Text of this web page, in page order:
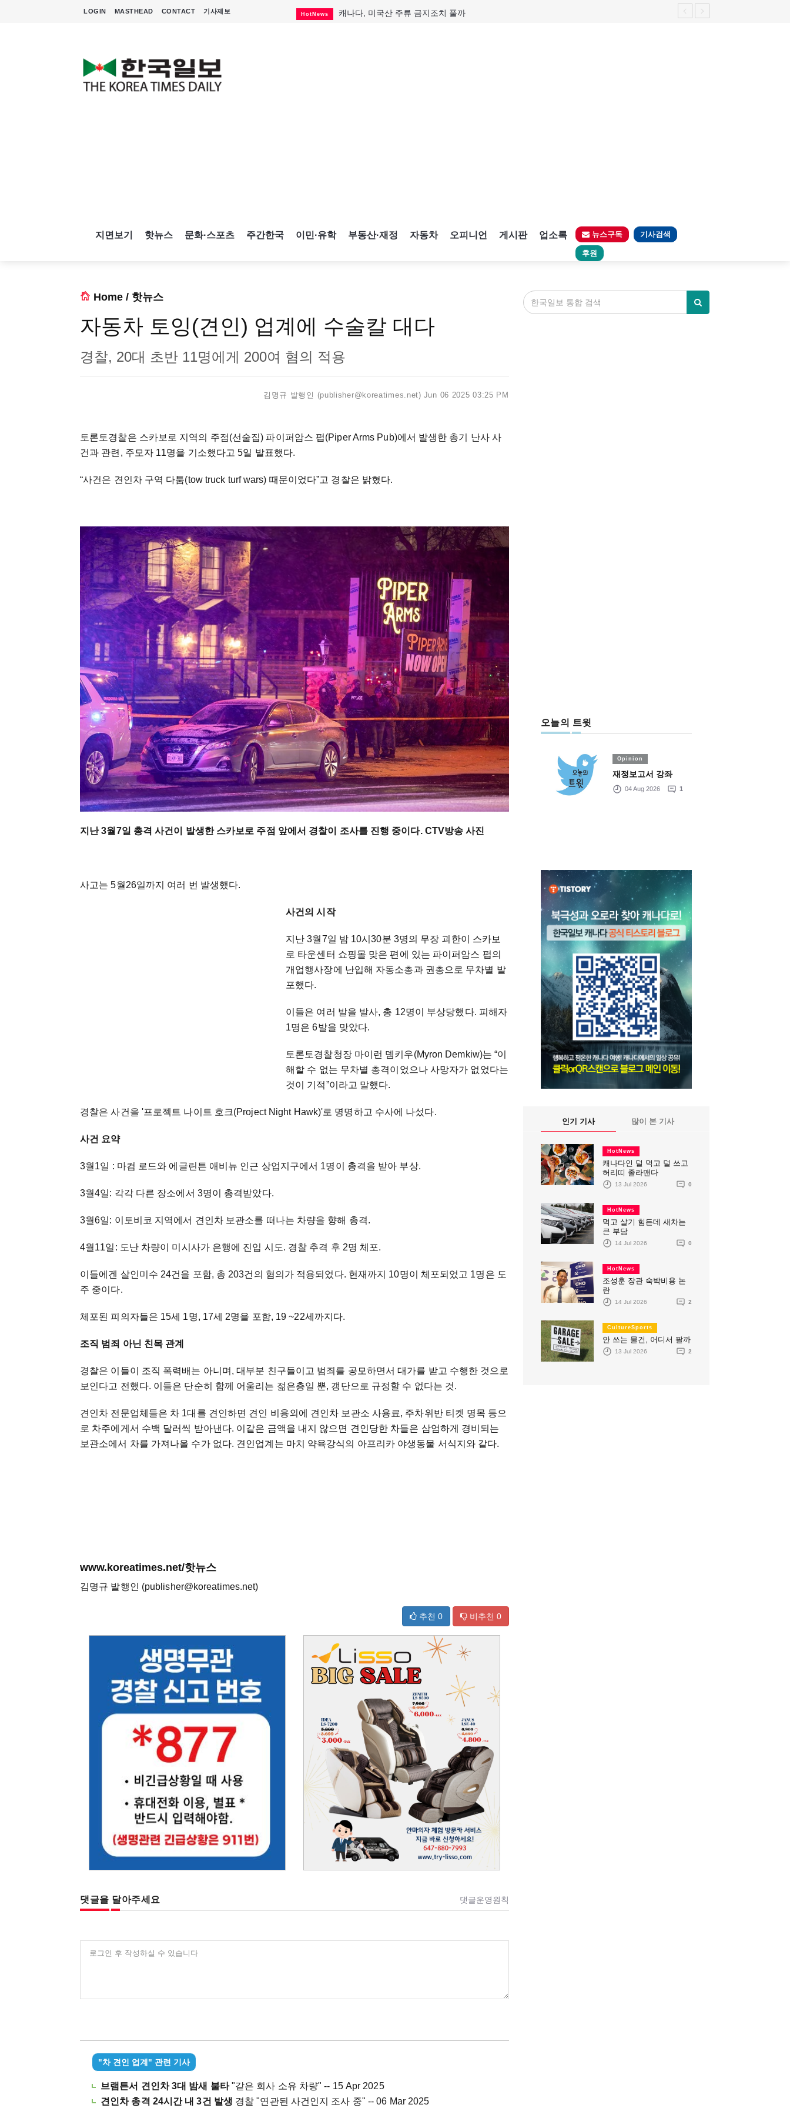
LOGIN MASTHEAD CONTACT 기사제보 HotNews 캐나다, 미국산 주류 금지조치 풀까
지면보기 핫뉴스 문화·스포츠 주간한국 이민·유학 부동산·재정 자동차 오피니언 게시판 업소록 뉴스구독 기사검색
후원
Home / 핫뉴스
자동차 토잉(견인) 업계에 수술칼 대다
경찰, 20대 초반 11명에게 200여 혐의 적용
김명규 발행인 (publisher@koreatimes.net) Jun 06 2025 03:25 PM
토론토경찰은 스카보로 지역의 주점(선술집) 파이퍼암스 펍(Piper Arms Pub)에서 발생한 총기 난사 사
건과 관련, 주모자 11명을 기소했다고 5일 발표했다.
“사건은 견인차 구역 다툼(tow truck turf wars) 때문이었다”고 경찰은 밝혔다.
지난 3월7일 총격 사건이 발생한 스카보로 주점 앞에서 경찰이 조사를 진행 중이다. CTV방송 사진
사고는 5월26일까지 여러 번 발생했다.
사건의 시작
지난 3월7일 밤 10시30분 3명의 무장 괴한이 스카보
로 타운센터 쇼핑몰 맞은 편에 있는 파이퍼암스 펍의
개업행사장에 난입해 자동소총과 권총으로 무차별 발
포했다.
이들은 여러 발을 발사, 총 12명이 부상당했다. 피해자
1명은 6발을 맞았다.
토론토경찰청장 마이런 뎀키우(Myron Demkiw)는 “이
해할 수 없는 무차별 총격이었으나 사망자가 없었다는
것이 기적”이라고 말했다.
경찰은 사건을 '프로젝트 나이트 호크(Project Night Hawk)'로 명명하고 수사에 나섰다.
사건 요약
3월1일 : 마컴 로드와 에글린튼 애비뉴 인근 상업지구에서 1명이 총격을 받아 부상.
3월4일: 각각 다른 장소에서 3명이 총격받았다.
3월6일: 이토비코 지역에서 견인차 보관소를 떠나는 차량을 향해 총격.
4월11일: 도난 차량이 미시사가 은행에 진입 시도. 경찰 추격 후 2명 체포.
이들에겐 살인미수 24건을 포함, 총 203건의 혐의가 적용되었다. 현재까지 10명이 체포되었고 1명은 도
주 중이다.
체포된 피의자들은 15세 1명, 17세 2명을 포함, 19 ~22세까지다.
조직 범죄 아닌 친목 관계
경찰은 이들이 조직 폭력배는 아니며, 대부분 친구들이고 범죄를 공모하면서 대가를 받고 수행한 것으로
보인다고 전했다. 이들은 단순히 함께 어울리는 젊은층일 뿐, 갱단으로 규정할 수 없다는 것.
견인차 전문업체들은 차 1대를 견인하면 견인 비용외에 견인차 보관소 사용료, 주차위반 티켓 명목 등으
로 차주에게서 수백 달러씩 받아낸다. 이같은 금액을 내지 않으면 견인당한 차들은 삼엄하게 경비되는
보관소에서 차를 가져나올 수가 없다. 견인업계는 마치 약육강식의 아프리카 야생동물 서식지와 같다.
www.koreatimes.net/핫뉴스
김명규 발행인 (publisher@koreatimes.net)
추천 0 비추천 0
댓글을 달아주세요 댓글운영원칙
로그인 후 작성하실 수 있습니다
"차 견인 업계" 관련 기사
브램튼서 견인차 3대 밤새 불타"같은 회사 소유 차량" -- 15 Apr 2025
견인차 총격 24시간 내 3건 발생 경찰 "연관된 사건인지 조사 중" -- 06 Mar 2025
오늘의 트윗
Opinion
재정보고서 강좌
04 Aug 2026 1
인기 기사 많이 본 기사
HotNews
캐나다인 덜 먹고 덜 쓰고
허리띠 졸라맨다
13 Jul 2026 0
HotNews
먹고 살기 힘든데 새차는
큰 부담
14 Jul 2026 0
HotNews
조성훈 장관 숙박비용 논
란
14 Jul 2026 2
CultureSports
안 쓰는 물건, 어디서 팔까
13 Jul 2026 2